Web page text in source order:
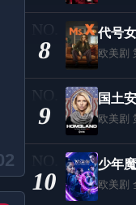
8
代号
欧美剧
9
国土
欧美剧
10
少年
欧美剧